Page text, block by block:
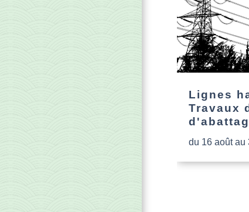
Lignes
Travaux
du 16 août au